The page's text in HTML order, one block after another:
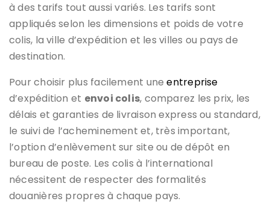
à des tarifs tout aussi variés. Les tarifs sont
appliqués selon les dimensions et poids de votre
colis, la ville d’expédition et les villes ou pays de
destination.
Pour choisir plus facilement une entreprise
d’expédition et envoi colis, comparez les prix, les
délais et garanties de livraison express ou standard,
le suivi de l’acheminement et, très important,
l’option d’enlèvement sur site ou de dépôt en
bureau de poste. Les colis à l’international
nécessitent de respecter des formalités
douanières propres à chaque pays.